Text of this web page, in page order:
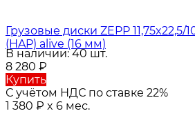
Грузовые диски ZEPP 11,75x22,5/
(HAP) alive (16 мм)
В наличии: 40 шт.
8 280 ₽
Купить
С учётом НДС по ставке 22%
1 380 ₽ x 6 мес.